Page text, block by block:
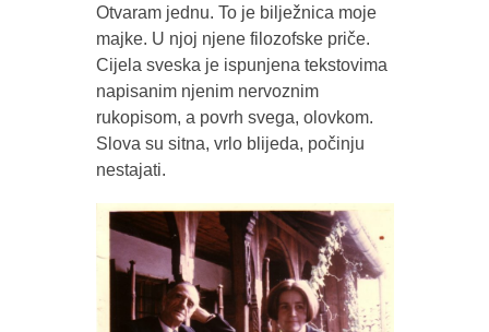
Otvaram jednu. To je bilježnica moje
majke. U njoj njene filozofske priče.
Cijela sveska je ispunjena tekstovima
napisanim njenim nervoznim
rukopisom, a povrh svega, olovkom.
Slova su sitna, vrlo blijeda, počinju
nestajati.